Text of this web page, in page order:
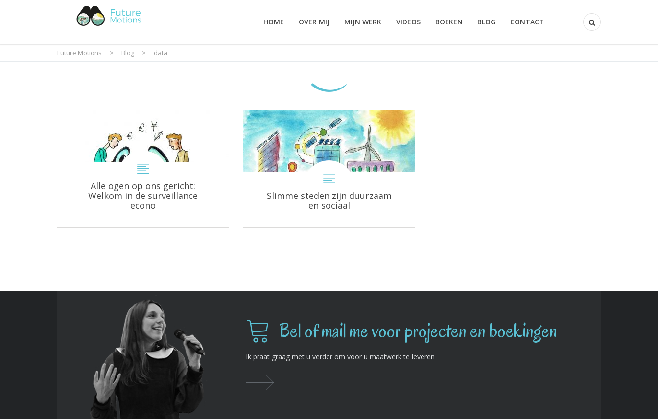
HOME OVER MIJ MIJN WERK VIDEOS BOEKEN BLOG CONTACT
Future Motions > Blog > data
Alle ogen op ons gericht:
Welkom in de surveillance
econo
Slimme steden zijn duurzaam
en sociaal
Bel of mail me voor projecten en boekingen
Ik praat graag met u verder om voor u maatwerk te leveren